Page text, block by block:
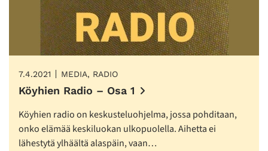
7.4.2021 MEDIA, RADIO
Köyhien Radio – Osa 1
Köyhien radio on keskusteluohjelma, jossa pohditaan,
onko elämää keskiluokan ulkopuolella. Aihetta ei
lähestytä ylhäältä alaspäin, vaan…